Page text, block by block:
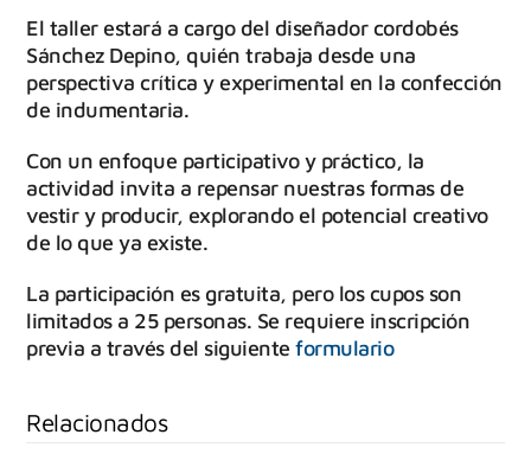
El taller estará a cargo del diseñador cordobés
Sánchez Depino, quién trabaja desde una
perspectiva crítica y experimental en la confección
de indumentaria.
Con un enfoque participativo y práctico, la
actividad invita a repensar nuestras formas de
vestir y producir, explorando el potencial creativo
de lo que ya existe.
La participación es gratuita, pero los cupos son
limitados a 25 personas. Se requiere inscripción
previa a través del siguienteformulario
Relacionados